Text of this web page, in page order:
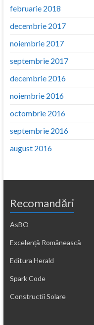
februarie 2018
decembrie 2017
noiembrie 2017
septembrie 2017
decembrie 2016
noiembrie 2016
octombrie 2016
septembrie 2016
august 2016
Recomandări
AsBO
Excelență Românească
Editura Herald
Spark Code
Constructii Solare